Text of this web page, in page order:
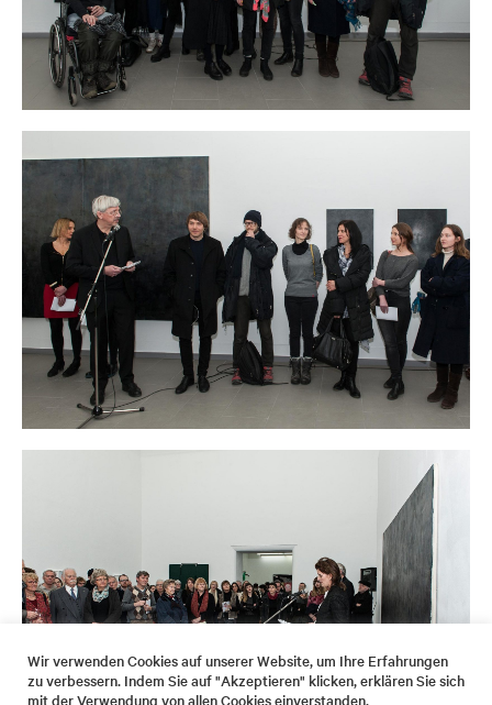
Wir verwenden Cookies auf unserer Website, um Ihre Erfahrungen
zu verbessern. Indem Sie auf "Akzeptieren" klicken, erklären Sie sich
mit der Verwendung von allen Cookies einverstanden.